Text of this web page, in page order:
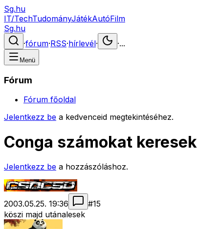
Sg.hu
IT/TechTudományJátékAutóFilm
Sg.hu
·fórum·RSS·hírlevél· ·...
Menü
Fórum
Fórum főoldal
Jelentkezz be a kedvenceid megtekintéséhez.
Conga számokat keresek
Jelentkezz be a hozzászóláshoz.
2003.05.25. 19:36 #15
köszi majd utánalesek